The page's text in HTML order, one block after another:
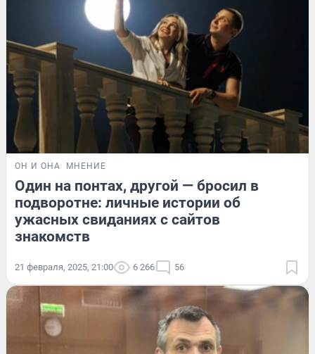
ОН И ОНА МНЕНИЕ
Один на понтах, другой — бросил в
подворотне: личные истории об
ужасных свиданиях с сайтов
знакомств
21 февраля, 2025, 21:00 6 266 56